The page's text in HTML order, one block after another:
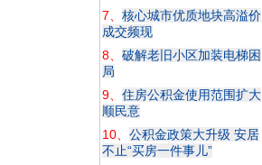
7、 核心城市优质地块高溢价
成交频现
8、 破解老旧小区加装电梯困
局
9、 住房公积金使用范围扩大
顺民意
10、 公积金政策大升级 安居
不止“买房一件事儿”